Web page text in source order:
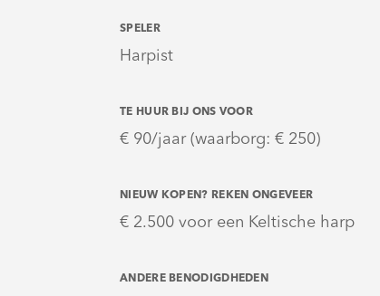
SPELER
Harpist
TE HUUR BIJ ONS VOOR
€ 90/jaar (waarborg: € 250)
NIEUW KOPEN? REKEN ONGEVEER
€ 2.500 voor een Keltische harp
ANDERE BENODIGDHEDEN